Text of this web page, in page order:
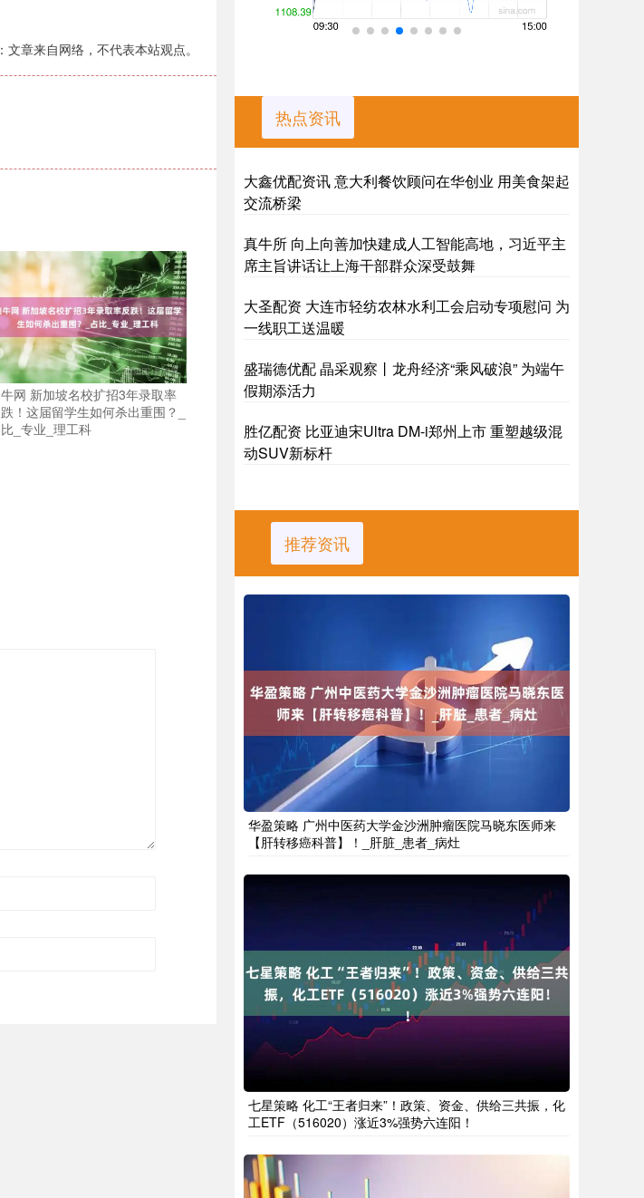
文章来自网络，不代表本站观点。
网 新加坡名校扩招3年录取率
！这届留学生如何杀出重围？_
_专业_理工科
热点资讯
大鑫优配资讯 意大利餐饮顾问在华创业 用美食架起
交流桥梁
真牛所 向上向善加快建成人工智能高地，习近平主
席主旨讲话让上海干部群众深受鼓舞
大圣配资 大连市轻纺农林水利工会启动专项慰问 为
一线职工送温暖
盛瑞德优配 晶采观察丨龙舟经济“乘风破浪” 为端午
假期添活力
胜亿配资 比亚迪宋Ultra DM-i郑州上市 重塑越级混
动SUV新标杆
推荐资讯
华盈策略 广州中医药大学金沙洲肿瘤医院马晓东医师来
【肝转移癌科普】！_肝脏_患者_病灶
七星策略 化工“王者归来”！政策、资金、供给三共振，化
工ETF（516020）涨近3%强势六连阳！